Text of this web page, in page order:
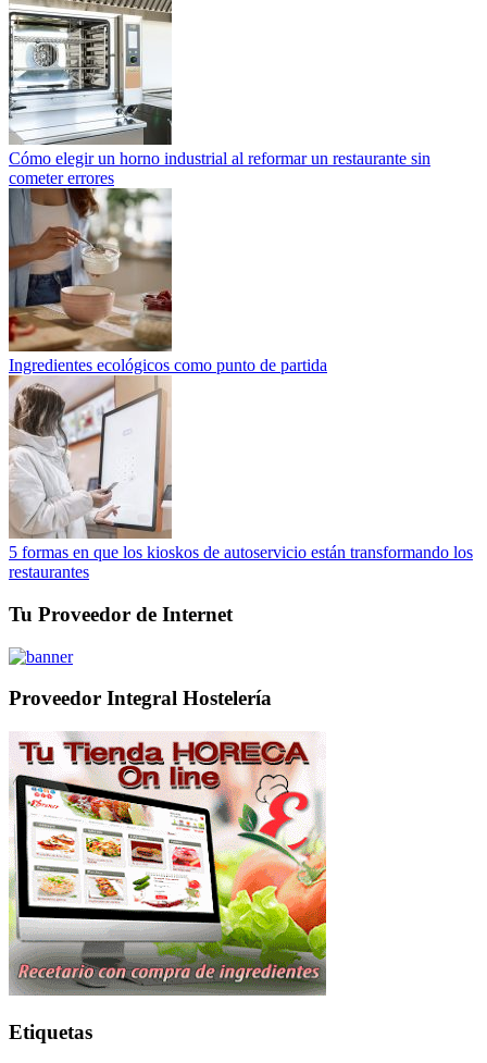
Cómo elegir un horno industrial al reformar un restaurante sin
cometer errores
Ingredientes ecológicos como punto de partida
5 formas en que los kioskos de autoservicio están transformando los
restaurantes
Tu Proveedor de Internet
Proveedor Integral Hostelería
Etiquetas